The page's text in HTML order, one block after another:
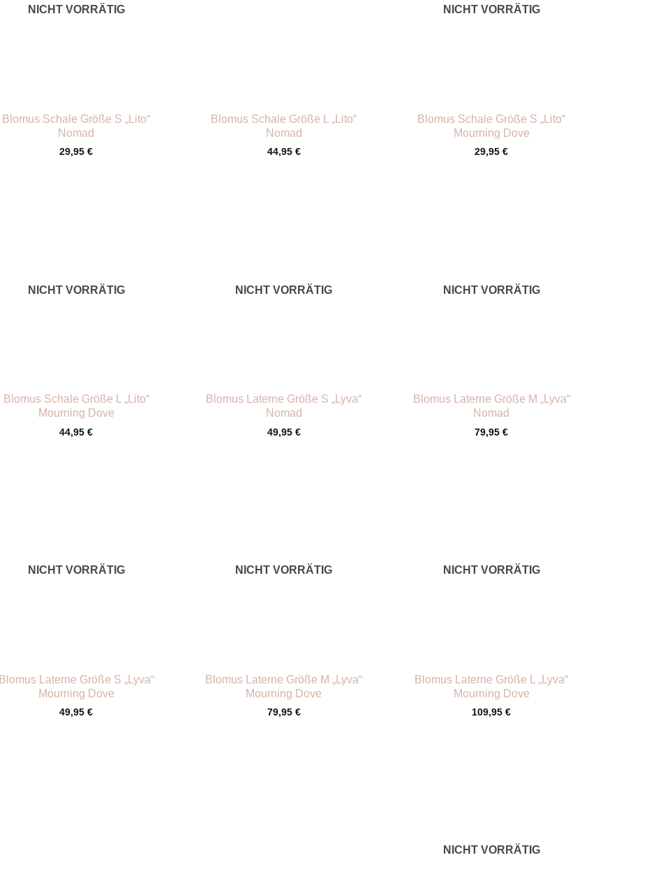
NICHT VORRÄTIG
Blomus Schale Größe S „Lito“
Nomad
29,95€
Blomus Schale Größe L „Lito“
Nomad
44,95 €
NICHT VORRÄTIG
Blomus Schale Größe S „Lito“
Mourning Dove
29,95€
NICHT VORRÄTIG
Blomus Schale Größe L „Lito“
Mourning Dove
44,95€
NICHT VORRÄTIG
Blomus Laterne Größe S „Lyva“
Nomad
49,95 €
NICHT VORRÄTIG
Blomus Laterne Größe M „Lyva“
Nomad
79,95€
NICHT VORRÄTIG
Blomus Laterne Größe S „Lyva“
Mourning Dove
49,95€
NICHT VORRÄTIG
Blomus Laterne Größe M „Lyva“
Mourning Dove
79,95 €
NICHT VORRÄTIG
Blomus Laterne Größe L „Lyva“
Mourning Dove
109,95€
NICHT VORRÄTIG